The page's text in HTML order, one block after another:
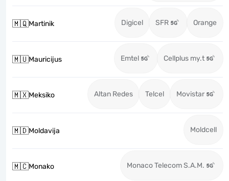
🇲🇶Martinik Digicel SFR Orange
🇲🇺Mauricijus Emtel Cellplus my.t
🇲🇽Meksiko Altan Redes Telcel Movistar
🇲🇩Moldavija Moldcell
🇲🇨Monako Monaco Telecom S.A.M.